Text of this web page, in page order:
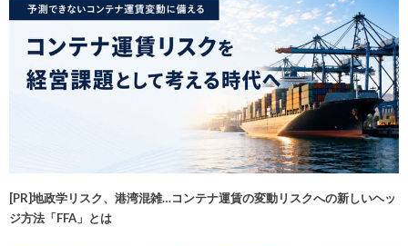
[PR]地政学リスク、港湾混雑…コンテナ運賃の変動リスクへの新しいヘッ
ジ方法「FFA」とは